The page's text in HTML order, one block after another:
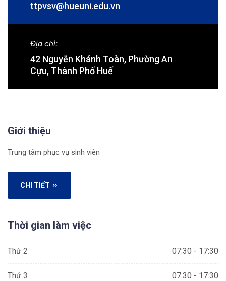
ttpvsv@hueuni.edu.vn
Địa chỉ:
42 Nguyễn Khánh Toàn, Phường An
Cựu, Thành Phố Huế
Giới thiệu
Trung tâm phục vụ sinh viên
CHI TIẾT
Thời gian làm việc
Thứ 2 07:30 - 17:30
Thứ 3 07:30 - 17:30